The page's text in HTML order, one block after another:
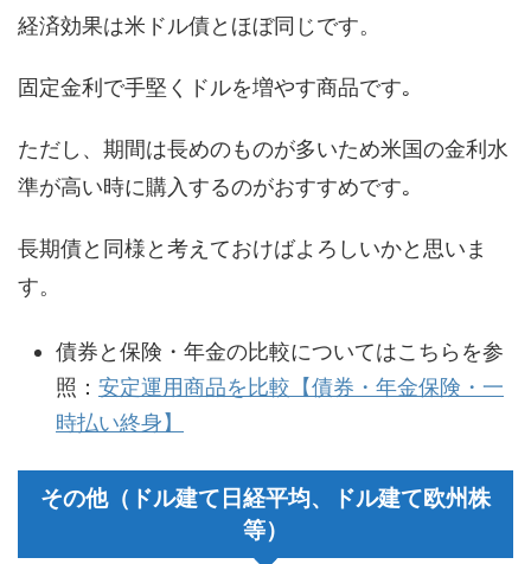
経済効果は米ドル債とほぼ同じです。
固定金利で手堅くドルを増やす商品です｡
ただし、期間は長めのものが多いため米国の金利水
準が高い時に購入するのがおすすめです｡
長期債と同様と考えておけばよろしいかと思いま
す。
債券と保険・年金の比較についてはこちらを参
照： 安定運用商品を比較【債券・年金保険・一
時払い終身】
その他（ドル建て日経平均、ドル建て欧州株
等）